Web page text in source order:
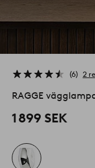
6 2
RAGGE
1 899 SEK